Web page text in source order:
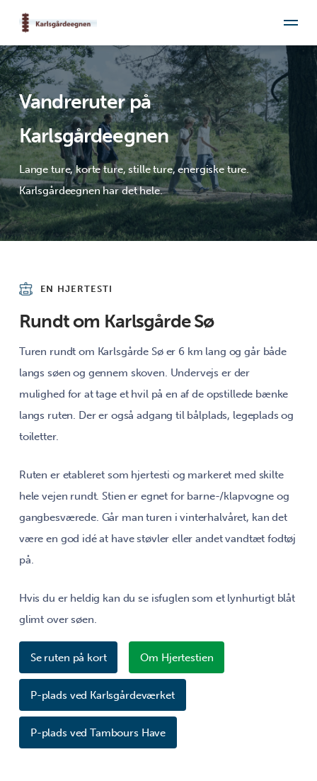
Vandreruter på
Karlsgårdeegnen
Lange ture, korte ture, stille ture, energiske ture.
Karlsgårdeegnen har det hele.
EN HJERTESTI
Rundt om Karlsgårde Sø
Turen rundt om Karlsgårde Sø er 6 km lang og går både
langs søen og gennem skoven. Undervejs er der
mulighed for at tage et hvil på en af de opstillede bænke
langs ruten. Der er også adgang til bålplads, legeplads og
toiletter.
Ruten er etableret som hjertesti og markeret med skilte
hele vejen rundt. Stien er egnet for barne-/klapvogne og
gangbesværede. Går man turen i vinterhalvåret, kan det
være en god idé at have støvler eller andet vandtæt fodtøj
på.
Hvis du er heldig kan du se isfuglen som et lynhurtigt blåt
glimt over søen.
Se ruten på kort Om Hjertestien
P-plads ved Karlsgårdeværket
P-plads ved Tambours Have